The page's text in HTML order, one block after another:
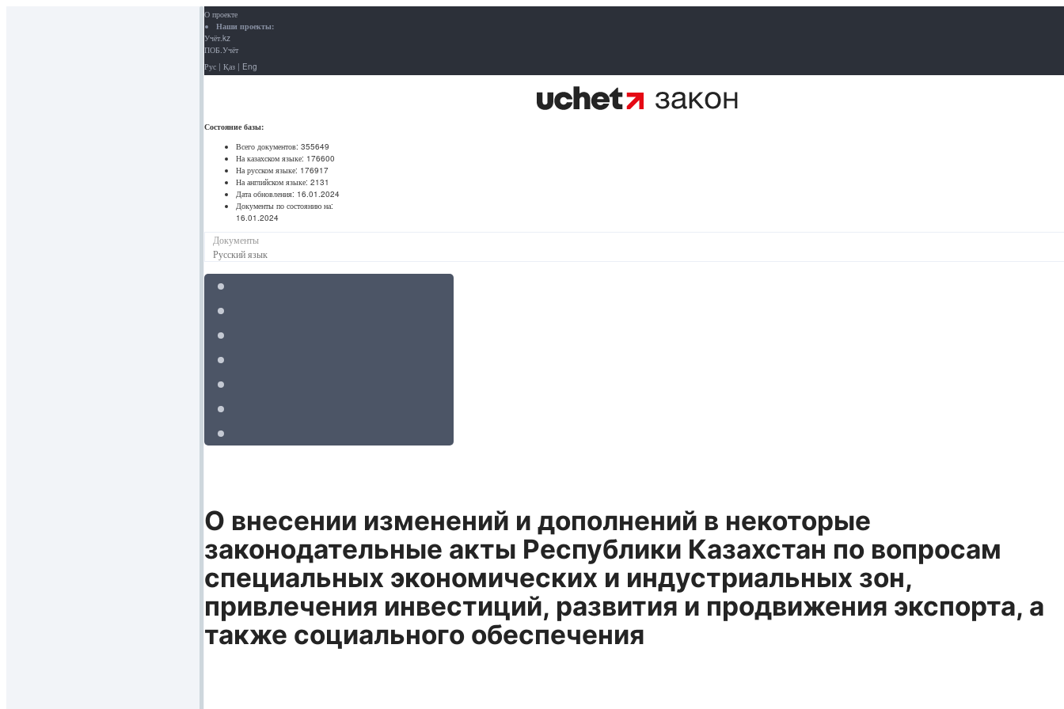
О проекте
Наши проекты:
Учёт.kz
ПОБ.Учёт
Рус | Қаз | Eng
Состояние базы:
Всего документов: 355649
На казахском языке: 176600
На русском языке: 176917
На английском языке: 2131
Дата обновления: 16.01.2024
Документы по состоянию на:
16.01.2024
Документы
Русский язык
О внесении изменений и дополнений в некоторые
законодательные акты Республики Казахстан по вопросам
специальных экономических и индустриальных зон,
привлечения инвестиций, развития и продвижения экспорта, а
также социального обеспечения